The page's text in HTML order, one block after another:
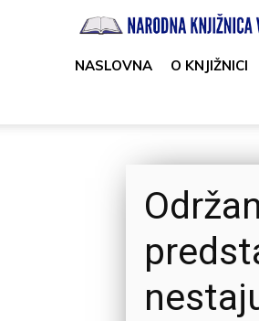
knjižnica
NASLOVNA O KNJIŽNICI